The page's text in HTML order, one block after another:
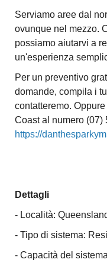
Serviamo aree dal
ovunque nel mezzo.
possiamo aiutarvi a
un'esperienza
Per un preventivo
domande, compila i
contatteremo.
Coast al numero (07)
https://
Dettagli
- Località:
- Tipo di sistema:
- Capacità del